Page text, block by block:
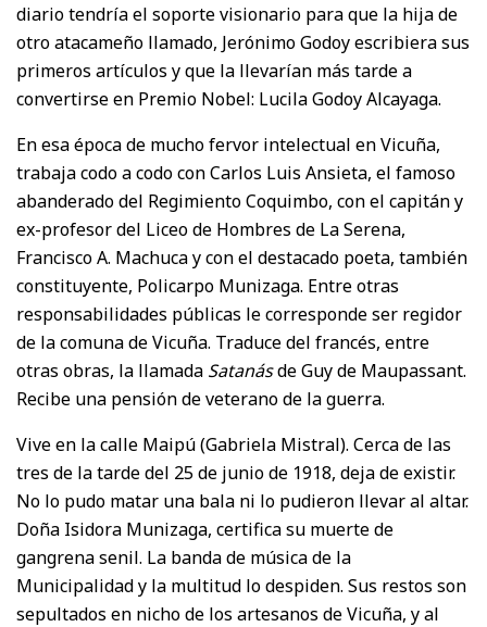
diario tendría el soporte visionario para que la hija de
otro atacameño llamado, Jerónimo Godoy escribiera sus
primeros artículos y que la llevarían más tarde a
convertirse en Premio Nobel: Lucila Godoy Alcayaga.
En esa época de mucho fervor intelectual en Vicuña,
trabaja codo a codo con Carlos Luis Ansieta, el famoso
abanderado del Regimiento Coquimbo, con el capitán y
ex-profesor del Liceo de Hombres de La Serena,
Francisco A. Machuca y con el destacado poeta, también
constituyente, Policarpo Munizaga. Entre otras
responsabilidades públicas le corresponde ser regidor
de la comuna de Vicuña. Traduce del francés, entre
otras obras, la llamada Satanásde Guy de Maupassant.
Recibe una pensión de veterano de la guerra.
Vive en la calle Maipú (Gabriela Mistral). Cerca de las
tres de la tarde del 25 de junio de 1918, deja de existir.
No lo pudo matar una bala ni lo pudieron llevar al altar.
Doña Isidora Munizaga, certifica su muerte de
gangrena senil. La banda de música de la
Municipalidad y la multitud lo despiden. Sus restos son
sepultados en nicho de los artesanos de Vicuña, y al